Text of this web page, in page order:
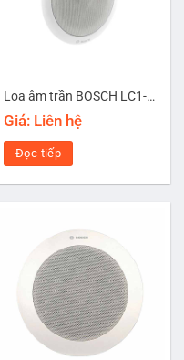
Loa âm trần BOSCH LC1-WM06E8
Giá: Liên hệ
Đọc tiếp